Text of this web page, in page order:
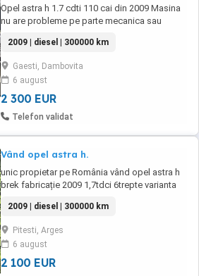
Opel astra h 1.7 cdti 110 cai din 2009 Masina
nu are probleme pe parte mecanica sau
an urmatoarele; Buji incandescente . Chit
ambreaj și volanta. Schimb ulei de 1000 de
km. Plăcute frână față si spate de 2000 de
km. Chit distributie continental si pompa ...
2009 | diesel | 300000 km
Gaesti, Dambovita
6 august
2 300 EUR
Telefon validat
Vând opel astra h.
unic propietar pe România vând opel astra h
brek fabricație 2009 1,7tdci 6trepte varianta
funcționează ireproșabil fără vicii ascunse
mai multe detalii la tel ,exclus samsari!
2009 | diesel | 300000 km
Pitesti, Arges
6 august
2 100 EUR